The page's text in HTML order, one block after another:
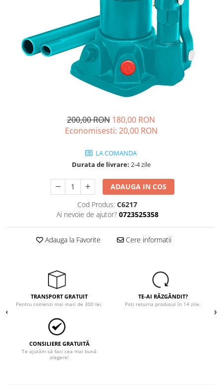
Lucru la înălțime
Motocoase
Accesorii motocoase
Foarfece de tuns gard viu si
Motocoase termice
Motosape si motoburghie
Motosapatoare
Pompe apa
Hidrofoare
Pompe de suprafata
Pompe submersibile
Prim ajutor
Protecția capului
Protecția ochilor
Protecția respirației
200,00 RON 180,00 RON
Economisesti: 20,00 RON
LA COMANDA
Durata de livrare: 2-4 zile
ADAUGA IN COS
Cod Produs: C6217
Ai nevoie de ajutor? 0723525358
Adauga la Favorite Cere informatii
TRANSPORT GRATUIT
Pentru comenzi mai mari de 300 lei.
TE-AI RĂZGÂNDIT?
Poți returna produsul în 14 zile.
CONSILIERE GRATUITĂ
Te ajutăm să faci cea mai bună
alegere!